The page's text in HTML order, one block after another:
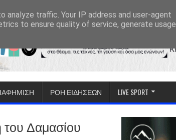
ΡΟΗ ΕΙΔΗΣΕΩΝ LIVE SPORT
του Δαμασίου
traffic. Your IP address and user-agent
to ensure quality of service, generate usage